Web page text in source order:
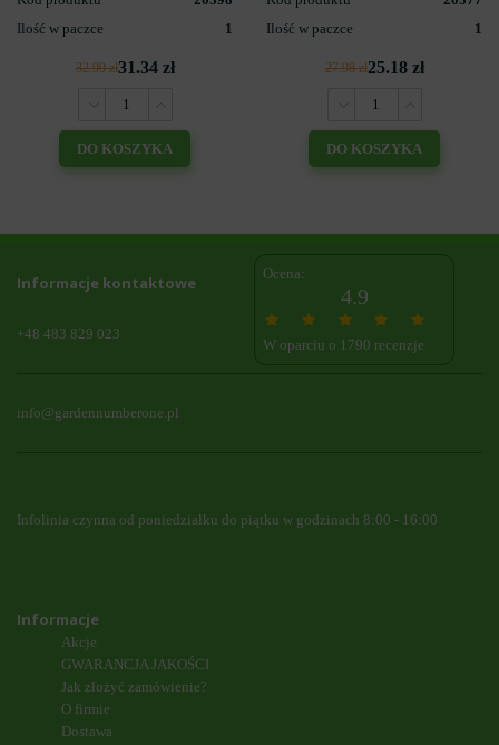
Ilość w paczce
1
32.99 zł31.34 zł
DO KOSZYKA
Ilość w paczce
1
27.98 zł25.18 zł
DO KOSZYKA
Informacje kontaktowe
+48 483 829 023
Ocena:
4.9
W oparciu o 1790 recenzje
info@gardennumberone.pl
Infolinia czynna od poniedziałku do piątku w godzinach 8:00 - 16:00
Informacje
Akcje
GWARANCJA JAKOŚCI
Jak złożyć zamówienie?
O firmie
Dostawa